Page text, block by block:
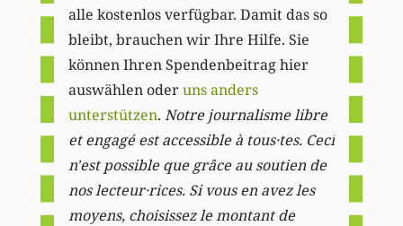
alle kostenlos verfügbar. Damit das so
bleibt, brauchen wir Ihre Hilfe. Sie
können Ihren Spendenbeitrag hier
auswählen oderuns anders
unterstützen. Notre journalisme libre
et engagé est accessible à tous·tes. Ceci
n'est possible que grâce au soutien de
nos lecteur·rices. Si vous en avez les
moyens, choisissez le montant de